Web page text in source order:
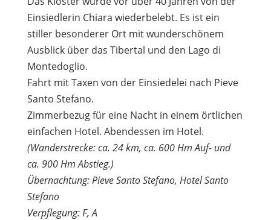
Einsiedlerin Chiara wiederbelebt. Es ist ein
stiller besonderer Ort mit wunderschönem
Ausblick über das Tibertal und den Lago di
Montedoglio.
Fahrt mit Taxen von der Einsiedelei nach Pieve
Santo Stefano.
Zimmerbezug für eine Nacht in einem örtlichen
einfachen Hotel. Abendessen im Hotel.
(Wanderstrecke: ca. 24 km, ca. 600 Hm Auf- und
ca. 900 Hm Abstieg.)
Übernachtung: Pieve Santo Stefano, Hotel Santo
Stefano
Verpflegung: F, A